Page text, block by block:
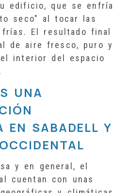
edificio, que se enfría
seco" al tocar las
El resultado final
de aire fresco, puro y
interior del espacio
UNA
EN SABADELL Y
y en general, el
cuentan con unas